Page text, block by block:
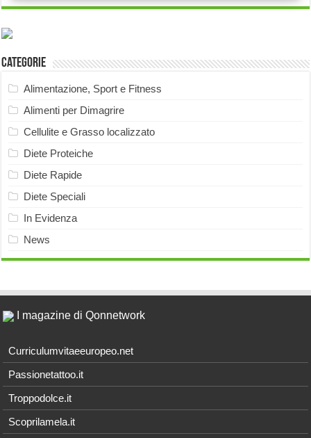
Categorie
Alimentazione, Sport e Fitness
Alimenti per Dimagrire
Cellulite e Grasso localizzato
Diete Proteiche
Diete Rapide
Diete Speciali
In Evidenza
News
I magazine di Qonnetwork
Curriculumvitaeeuropeo.net
Passionetattoo.it
Troppodolce.it
Scoprilamela.it